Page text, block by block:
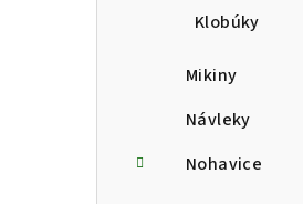
Klobúky
Mikiny
Návleky
Nohavice